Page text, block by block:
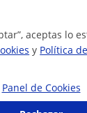
aceptas lo
y Política
Panel de Cookies